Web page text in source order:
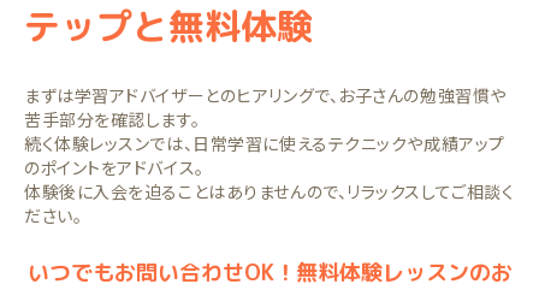
テップと無料体験
まずは学習アドバイザーとのヒアリングで、お子さんの勉強習慣や
苦手部分を確認します。
続く体験レッスンでは、日常学習に使えるテクニックや成績アップ
のポイントをアドバイス。
体験後に入会を迫ることはありませんので、リラックスしてご相談く
ださい。
いつでもお問い合わせOK！無料体験レッスンのお